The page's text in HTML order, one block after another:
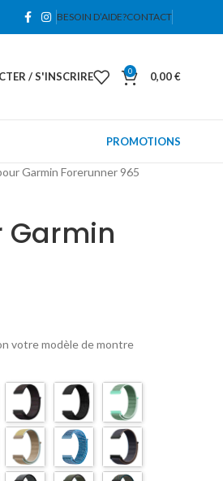
BESOIN D’AIDE?CONTACT
/ S'INSCRIRE 0 0,00€
PROMOTIONS
Garmin Forerunner 965
Garmin
votre modèle de montre